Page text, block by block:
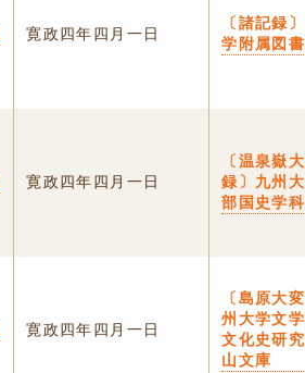
寛政四年四月一日
〔諸記録
学附属図
寛政四年四月一日
〔温泉嶽
録〕九州
部国史学科
寛政四年四月一日
〔島原大
州大学文
文化史研
山文庫